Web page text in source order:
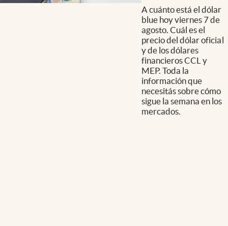
A cuánto está el dólar
blue hoy viernes 7 de
agosto. Cuál es el
precio del dólar oficial
y de los dólares
financieros CCL y
MEP. Toda la
información que
necesitás sobre cómo
sigue la semana en los
mercados.